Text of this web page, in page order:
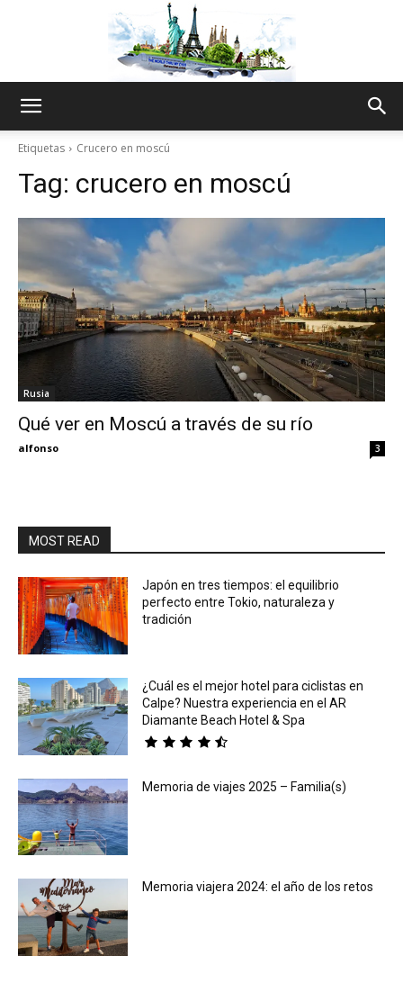
Thru
My
Etiquetas Crucero en moscú
Tag: crucero en moscú
Rusia
Qué ver en Moscú a través de su río
alfonso 3
MOST READ
Japón en tres tiempos: el equilibrio
perfecto entre Tokio, naturaleza y
tradición
¿Cuál es el mejor hotel para ciclistas en
Calpe? Nuestra experiencia en el AR
Diamante Beach Hotel & Spa
Memoria de viajes 2025 – Familia(s)
Memoria viajera 2024: el año de los retos